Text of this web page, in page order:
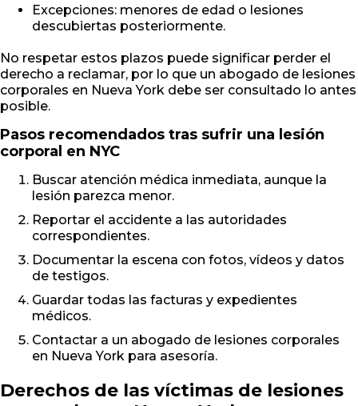
Excepciones: menores de edad o lesiones
descubiertas posteriormente.
No respetar estos plazos puede significar perder el
derecho a reclamar, por lo que un abogado de lesiones
corporales en Nueva York debe ser consultado lo antes
posible.
Pasos recomendados tras sufrir una lesión
corporal en NYC
Buscar atención médica inmediata, aunque la
lesión parezca menor.
Reportar el accidente a las autoridades
correspondientes.
Documentar la escena con fotos, vídeos y datos
de testigos.
Guardar todas las facturas y expedientes
médicos.
Contactar a un abogado de lesiones corporales
en Nueva York para asesoría.
Derechos de las víctimas de lesiones